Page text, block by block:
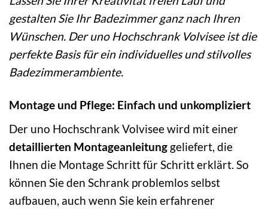
gestalten Sie Ihr Badezimmer ganz nach Ihren
Wünschen. Der uno Hochschrank Volvisee ist die
perfekte Basis für ein individuelles und stilvolles
Badezimmerambiente.
Montage und Pflege: Einfach und unkompliziert
Der uno Hochschrank Volvisee wird mit einer
detaillierten Montageanleitung geliefert, die
Ihnen die Montage Schritt für Schritt erklärt. So
können Sie den Schrank problemlos selbst
aufbauen, auch wenn Sie kein erfahrener